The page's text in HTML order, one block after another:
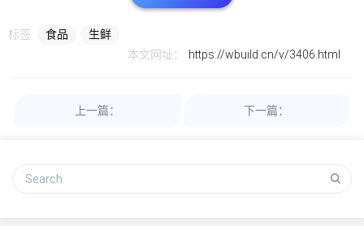
标签: 食品
生鲜
本文网址：
https://wbuild.cn/v/3406.html
上一篇： 下一篇：